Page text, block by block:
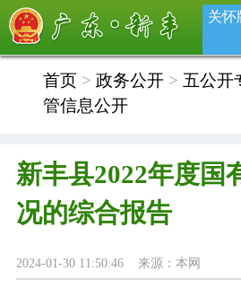
关怀
首页> 政务公开> 五公开
管信息公开
新丰县2022年度国
况的综合报告
2024-01-30 11:50:46 来源：本网